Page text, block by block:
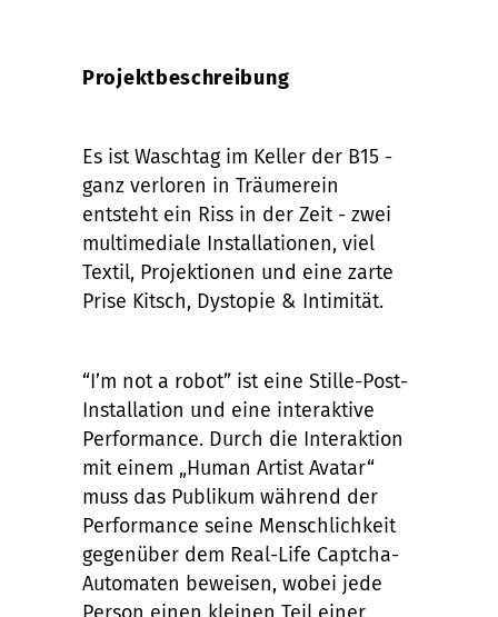
Projektbeschreibung
Es ist Waschtag im Keller der B15 -
ganz verloren in Träumerein
entsteht ein Riss in der Zeit - zwei
multimediale Installationen, viel
Textil, Projektionen und eine zarte
Prise Kitsch, Dystopie & Intimität.
“I’m not a robot” ist eine Stille-Post-
Installation und eine interaktive
Performance. Durch die Interaktion
mit einem „Human Artist Avatar“
muss das Publikum während der
Performance seine Menschlichkeit
gegenüber dem Real-Life Captcha-
Automaten beweisen, wobei jede